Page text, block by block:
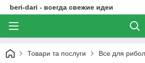
beri-dari - всегда свежие идеи
Товари та послуги Все для